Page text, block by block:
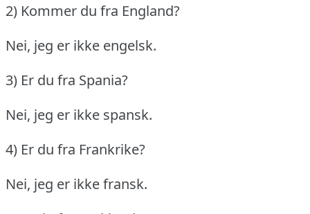
2) Kommer du fra England?
Nei, jeg er ikke engelsk.
3) Er du fra Spania?
Nei, jeg er ikke spansk.
4) Er du fra Frankrike?
Nei, jeg er ikke fransk.